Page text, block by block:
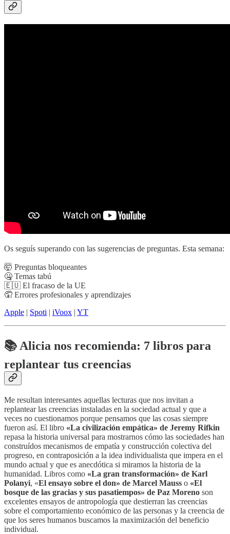
Os seguís superando con las sugerencias de preguntas. Esta semana:
🤯 Preguntas bloqueantes
🤐 Temas tabú
🇪🇺 El fracaso de la UE
🤦 Errores profesionales y aprendizajes
Apple | Spoti | iVoox | YT
📚 Alicia nos recomienda: 7 libros para
replantear tus creencias
Me resultan interesantes aquellas lecturas que nos invitan a
replantear las creencias instaladas en la sociedad actual y que a
veces no cuestionamos porque pensamos que las cosas siempre
fueron así. El libro «La civilización empática» de Jeremy Rifkin
repasa la historia universal para mostrarnos cómo las sociedades han
construídos mecanismos de empatía y construcción colectiva del
progreso, en contraposición a la idea individualista que impera en el
mundo actual y que es anecdótica si miramos la historia de la
humanidad. Libros como «La gran transformación» de Karl
Polanyi, «El ensayo sobre el don» de Marcel Mauss o «El
bosque de las gracias y sus pasatiempos» de Paz Moreno son
excelentes ensayos de antropología que destierran las creencias
sobre el comportamiento económico de las personas y la creencia de
que los seres humanos buscamos la maximización del beneficio
individual.